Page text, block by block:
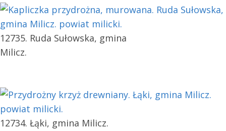
12735. Ruda Sułowska, gmina
Milicz.
12734. Łąki, gmina Milicz.